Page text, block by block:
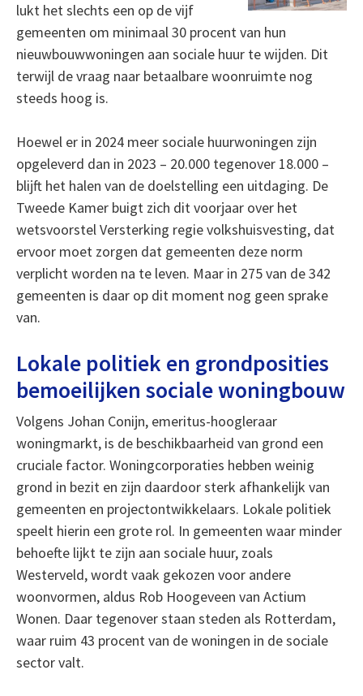
lukt het slechts een op de vijf
gemeenten om minimaal 30 procent van hun
nieuwbouwwoningen aan sociale huur te wijden. Dit
terwijl de vraag naar betaalbare woonruimte nog
steeds hoog is.
Hoewel er in 2024 meer sociale huurwoningen zijn
opgeleverd dan in 2023 – 20.000 tegenover 18.000 –
blijft het halen van de doelstelling een uitdaging. De
Tweede Kamer buigt zich dit voorjaar over het
wetsvoorstel Versterking regie volkshuisvesting, dat
ervoor moet zorgen dat gemeenten deze norm
verplicht worden na te leven. Maar in 275 van de 342
gemeenten is daar op dit moment nog geen sprake
van.
Lokale politiek en grondposities
bemoeilijken sociale woningbouw
Volgens Johan Conijn, emeritus-hoogleraar
woningmarkt, is de beschikbaarheid van grond een
cruciale factor. Woningcorporaties hebben weinig
grond in bezit en zijn daardoor sterk afhankelijk van
gemeenten en projectontwikkelaars. Lokale politiek
speelt hierin een grote rol. In gemeenten waar minder
behoefte lijkt te zijn aan sociale huur, zoals
Westerveld, wordt vaak gekozen voor andere
woonvormen, aldus Rob Hoogeveen van Actium
Wonen. Daar tegenover staan steden als Rotterdam,
waar ruim 43 procent van de woningen in de sociale
sector valt.